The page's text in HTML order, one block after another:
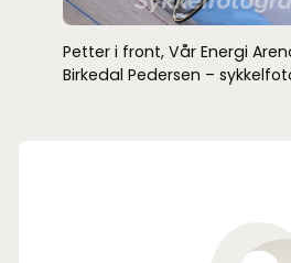
Petter i front, Vår Energi
Birkedal Pedersen –